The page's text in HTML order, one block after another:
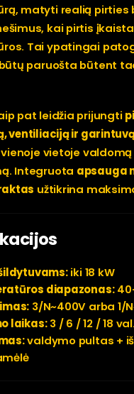
matyti realią pirties
kai pirtis
Tai ypatingai
paruošta būtent
pat leidžia prijungti
ventiliaciją ir
vietoje
Integruota apsauga
užtikrina
iki 18 kW
diapazonas:
3/N~400V arba 1/
laikas:3 / 6 / 12 / 18 val.
valdymo pultas +